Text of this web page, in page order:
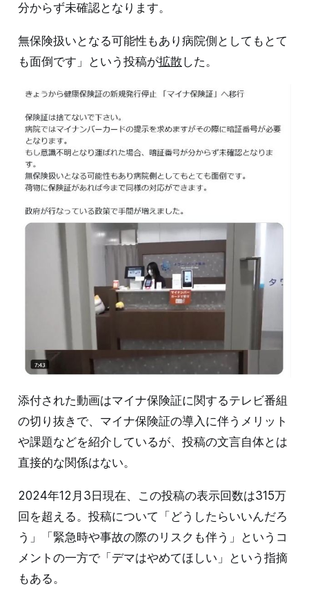
分からず未確認となります。
無保険扱いとなる可能性もあり病院側としてもとて
も面倒です」という投稿が拡散 した。
添付された動画はマイナ保険証に関するテレビ番組
の切り抜きで、マイナ保険証の導入に伴うメリット
や課題などを紹介しているが、投稿の文言自体とは
直接的な関係はない。
2024年12月3日現在、この投稿の表示回数は315万
回を超える。投稿について「どうしたらいいんだろ
う」「緊急時や事故の際のリスクも伴う」というコ
メントの一方で「デマはやめてほしい」という指摘
もある。